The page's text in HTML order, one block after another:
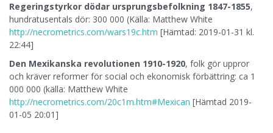
Regeringstyrkor dödar ursprungsbefolkning 1847-1855,
hundratusentals dör: 300 000 (Källa: Matthew White
http://necrometrics.com/wars19c.htm [Hämtad: 2019-01-31 kl.
22:44]
Den Mexikanska revolutionen 1910-1920, folk gör uppror
och kräver reformer för social och ekonomisk förbättring: ca 1
000 000 (källa: Matthew White
http://necrometrics.com/20c1m.htm#Mexican [Hämtad 2019-
01-05 20:01]